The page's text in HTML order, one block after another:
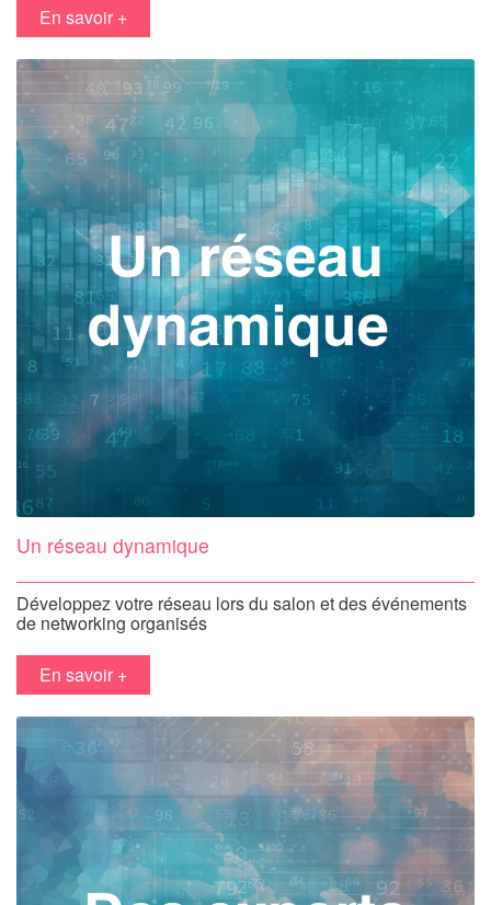
en savoir +
Un réseau dynamique
Développez votre réseau lors du salon et des événements
de networking organisés
en savoir +